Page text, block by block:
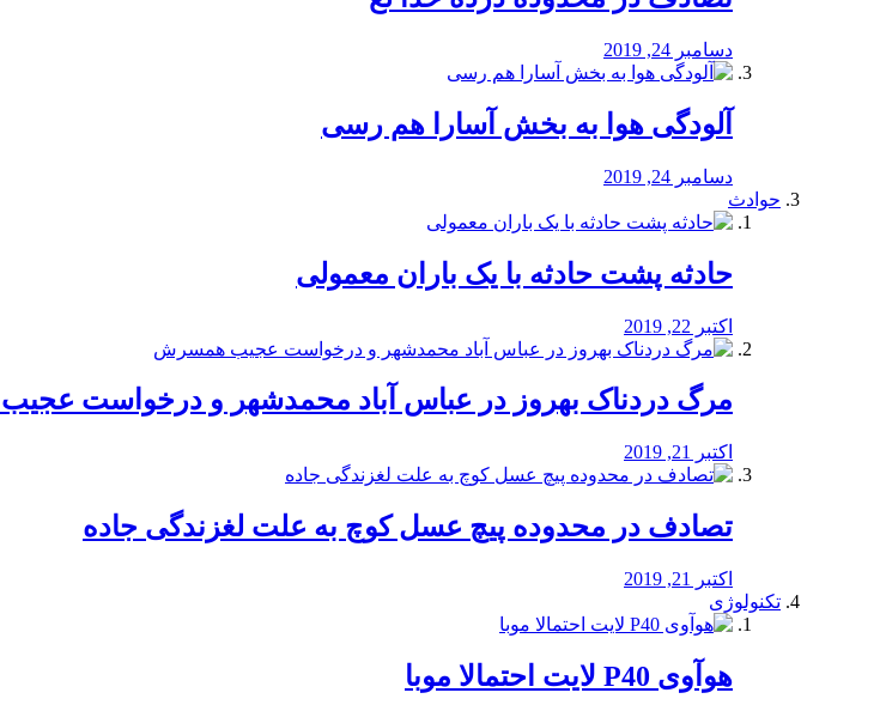
دسامبر 24, 2019
آلودگی هوا به بخش آسارا هم رسی
دسامبر 24, 2019
حوادث
️حادثه پشت حادثه با یک باران معمولی
اکتبر 22, 2019
مرگ دردناک بهروز در عباس آباد محمدشهر و درخواست
اکتبر 21, 2019
تصادف در محدوده پیچ عسل کوچ به علت لغزندگی جاده
اکتبر 21, 2019
تکنولوژی
هوآوی P40 لایت احتمالا موبا